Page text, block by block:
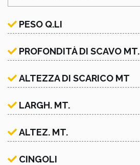
PESO Q.LI
PROFONDITÀ DI SCAVO MT.
ALTEZZA DI SCARICO MT
LARGH. MT.
ALTEZ. MT.
CINGOLI